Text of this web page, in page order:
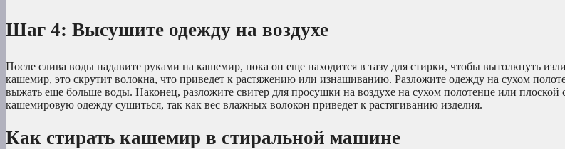
Шаг 4: Высушите одежду на воздухе
После слива воды надавите руками на кашемир, пока он еще находится в тазу для стирки, чтобы вытолкнуть
кашемир, это скрутит волокна, что приведет к растяжению или изнашиванию. Разложите одежду на сухом
выжать еще больше воды. Наконец, разложите свитер для просушки на воздухе на сухом полотенце или
кашемировую одежду сушиться, так как вес влажных волокон приведет к растягиванию изделия.
Как стирать кашемир в стиральной машине